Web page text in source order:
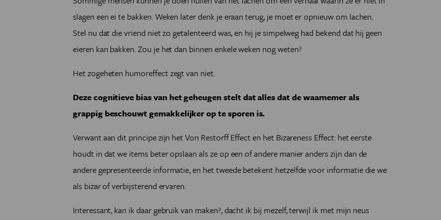
slagen een ei te bakken. Weken later denk je eraan terug, je moet er opnieuw om lachen.
Stel nu dat die vriend niet zo getalenteerd was, en hij je simpelweg had bekend dat hij geen
eieren kan bakken. Zou je het dan binnen enkele weken nog weten?
Het zogeheten humoreffect zegt van niet.
Deze cognitieve bias van het geheugen stelt dat alles dat de waarnemer als
grappig beschouwt gemakkelijker op te sporen is.
Verwant aan dit principe zijn het Von Restorff Effect en het Bizareness Effect: het eerste
houdt in dat we items beter opslaan als ze op een of andere manier anders zijn dan de
andere gepresenteerde informatie, en het tweede betekent hetzelfde voor informatie die we
als bizar of verbijsterend ervaren.
Interessant, kan ik daar gebruik van maken?, dacht ik bij mezelf, terwijl ik met mijn neus